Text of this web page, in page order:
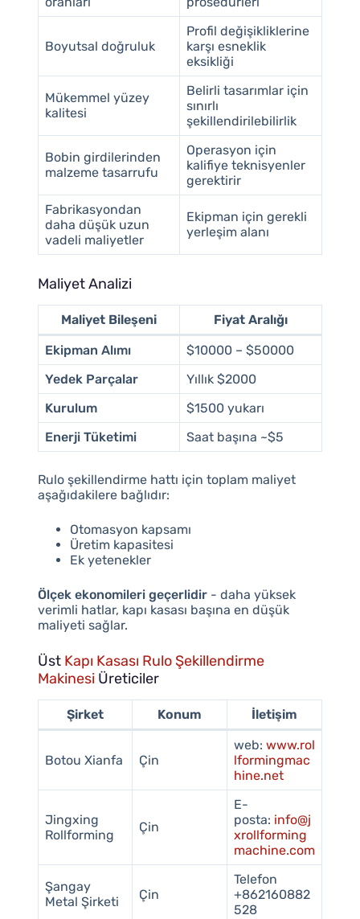
Boyutsal doğruluk
Profil değişikliklerine
karşı esneklik
eksikliği
Mükemmel yüzey
kalitesi
Belirli tasarımlar için
sınırlı
şekillendirilebilirlik
Bobin girdilerinden
malzeme tasarrufu
Operasyon için
kalifiye teknisyenler
gerektirir
Fabrikasyondan
daha düşük uzun
vadeli maliyetler
Ekipman için gerekli
yerleşim alanı
Maliyet Analizi
Maliyet Bileşeni
Fiyat Aralığı
Ekipman Alımı
$10000 – $50000
Yedek Parçalar
Yıllık $2000
Kurulum
$1500 yukarı
Enerji Tüketimi
Saat başına ~$5
Rulo şekillendirme hattı için toplam maliyet
aşağıdakilere bağlıdır:
Otomasyon kapsamı
Üretim kapasitesi
Ek yetenekler
Ölçek ekonomileri geçerlidir- daha yüksek
verimli hatlar, kapı kasası başına en düşük
maliyeti sağlar.
Üst Kapı Kasası Rulo Şekillendirme
Makinesi Üreticiler
Şirket Konum İletişim
Botou Xianfa Çin
web: www.rol
lformingmac
hine.net
Jingxing
Rollforming
Çin
E-
posta: info@j
xrollforming
machine.com
Şangay
Metal Şirketi
Çin
Telefon
+862160882
528